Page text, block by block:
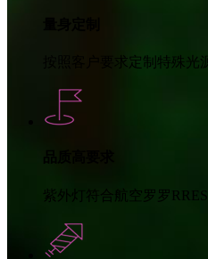
按照客户要求定制特殊光
品质高要求
紫外灯符合航空罗罗